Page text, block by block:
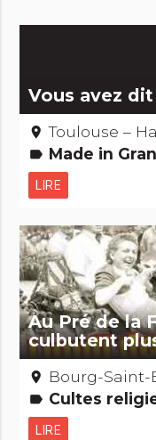
Vous avez
place Toulouse –
label Made in
LIRE
Au Pré de la
culbutent
place Bourg-
label Cultes religieux, mystiques &
LIRE